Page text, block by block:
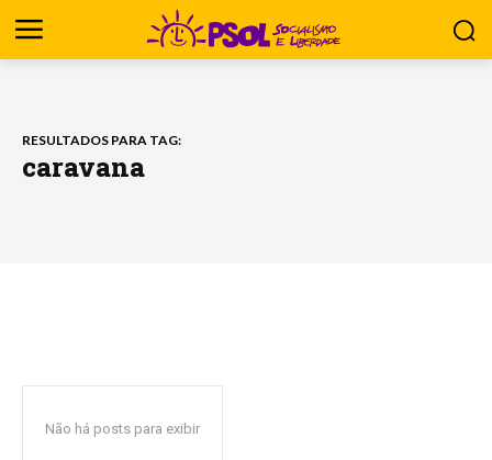
RESULTADOS PARA TAG:
caravana
Não há posts para exibir